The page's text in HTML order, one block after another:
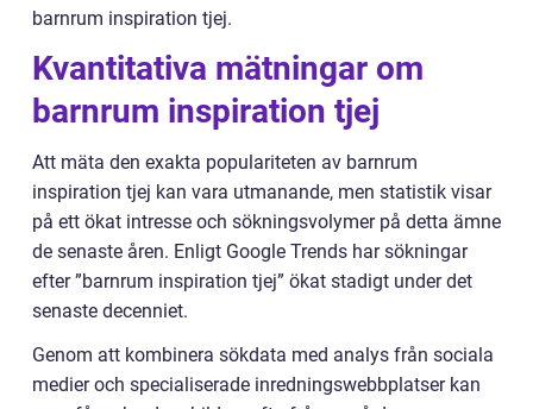
barnrum inspiration tjej.
Kvantitativa mätningar om
barnrum inspiration tjej
Att mäta den exakta populariteten av barnrum
inspiration tjej kan vara utmanande, men statistik visar
på ett ökat intresse och sökningsvolymer på detta ämne
de senaste åren. Enligt Google Trends har sökningar
efter ”barnrum inspiration tjej” ökat stadigt under det
senaste decenniet.
Genom att kombinera sökdata med analys från sociala
medier och specialiserade inredningswebbplatser kan